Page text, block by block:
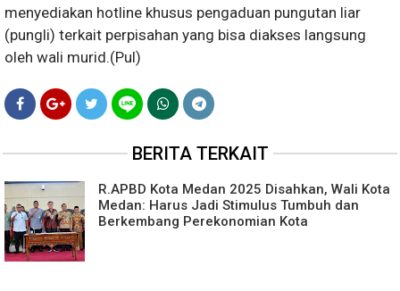
menyediakan hotline khusus pengaduan pungutan liar
(pungli) terkait perpisahan yang bisa diakses langsung
oleh wali murid.(Pul)
BERITA TERKAIT
R.APBD Kota Medan 2025 Disahkan, Wali Kota
Medan: Harus Jadi Stimulus Tumbuh dan
Berkembang Perekonomian Kota